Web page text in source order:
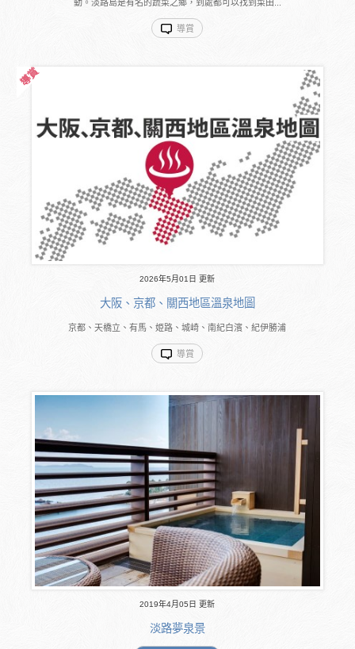
動。淡路島是有名的蔬菜之鄉，到處都可以找到菜田...
導賞
2026年5月01日 更新
大阪、京都、關西地區溫泉地圖
京都、天橋立、有馬、姫路、城崎、南紀白濱、紀伊勝浦
導賞
2019年4月05日 更新
淡路夢泉景